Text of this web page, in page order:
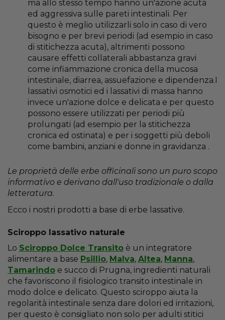
ma allo stesso tempo hanno un'azione acuta
ed aggressiva sulle pareti intestinali. Per
questo è meglio utilizzarli solo in caso di vero
bisogno e per brevi periodi (ad esempio in caso
di stitichezza acuta), altrimenti possono
causare effetti collaterali abbastanza gravi
come infiammazione cronica della mucosa
intestinale, diarrea, assuefazione e dipendenza.I
lassativi osmotici ed i lassativi di massa hanno
invece un'azione dolce e delicata e per questo
possono essere utilizzati per periodi più
prolungati (ad esempio per la stitichezza
cronica ed ostinata) e per i soggetti più deboli
come bambini, anziani e donne in gravidanza .
Le proprietà delle erbe officinali sono un puro scopo
informativo e derivano dall'uso tradizionale o dalla
letteratura.
Ecco i nostri prodotti a base di erbe lassative.
Sciroppo lassativo naturale
Lo Sciroppo Dolce Transito è un integratore
alimentare a base Psillio, Malva, Altea, Manna,
Tamarindo e succo di Prugna, ingredienti naturali
che favoriscono il fisiologico transito intestinale in
modo dolce e delicato. Questo sciroppo aiuta la
regolarità intestinale senza dare dolori ed irritazioni,
per questo è consigliato non solo per adulti stitici